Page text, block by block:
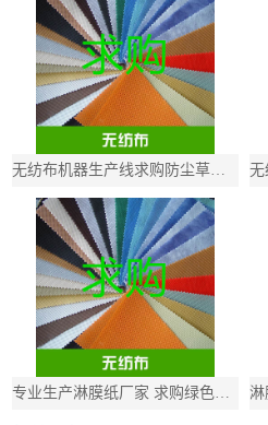
无纺布机器生产线求购防尘草坪工地无纺布
专业生产淋膜纸厂家 求购绿色防寒无纺布